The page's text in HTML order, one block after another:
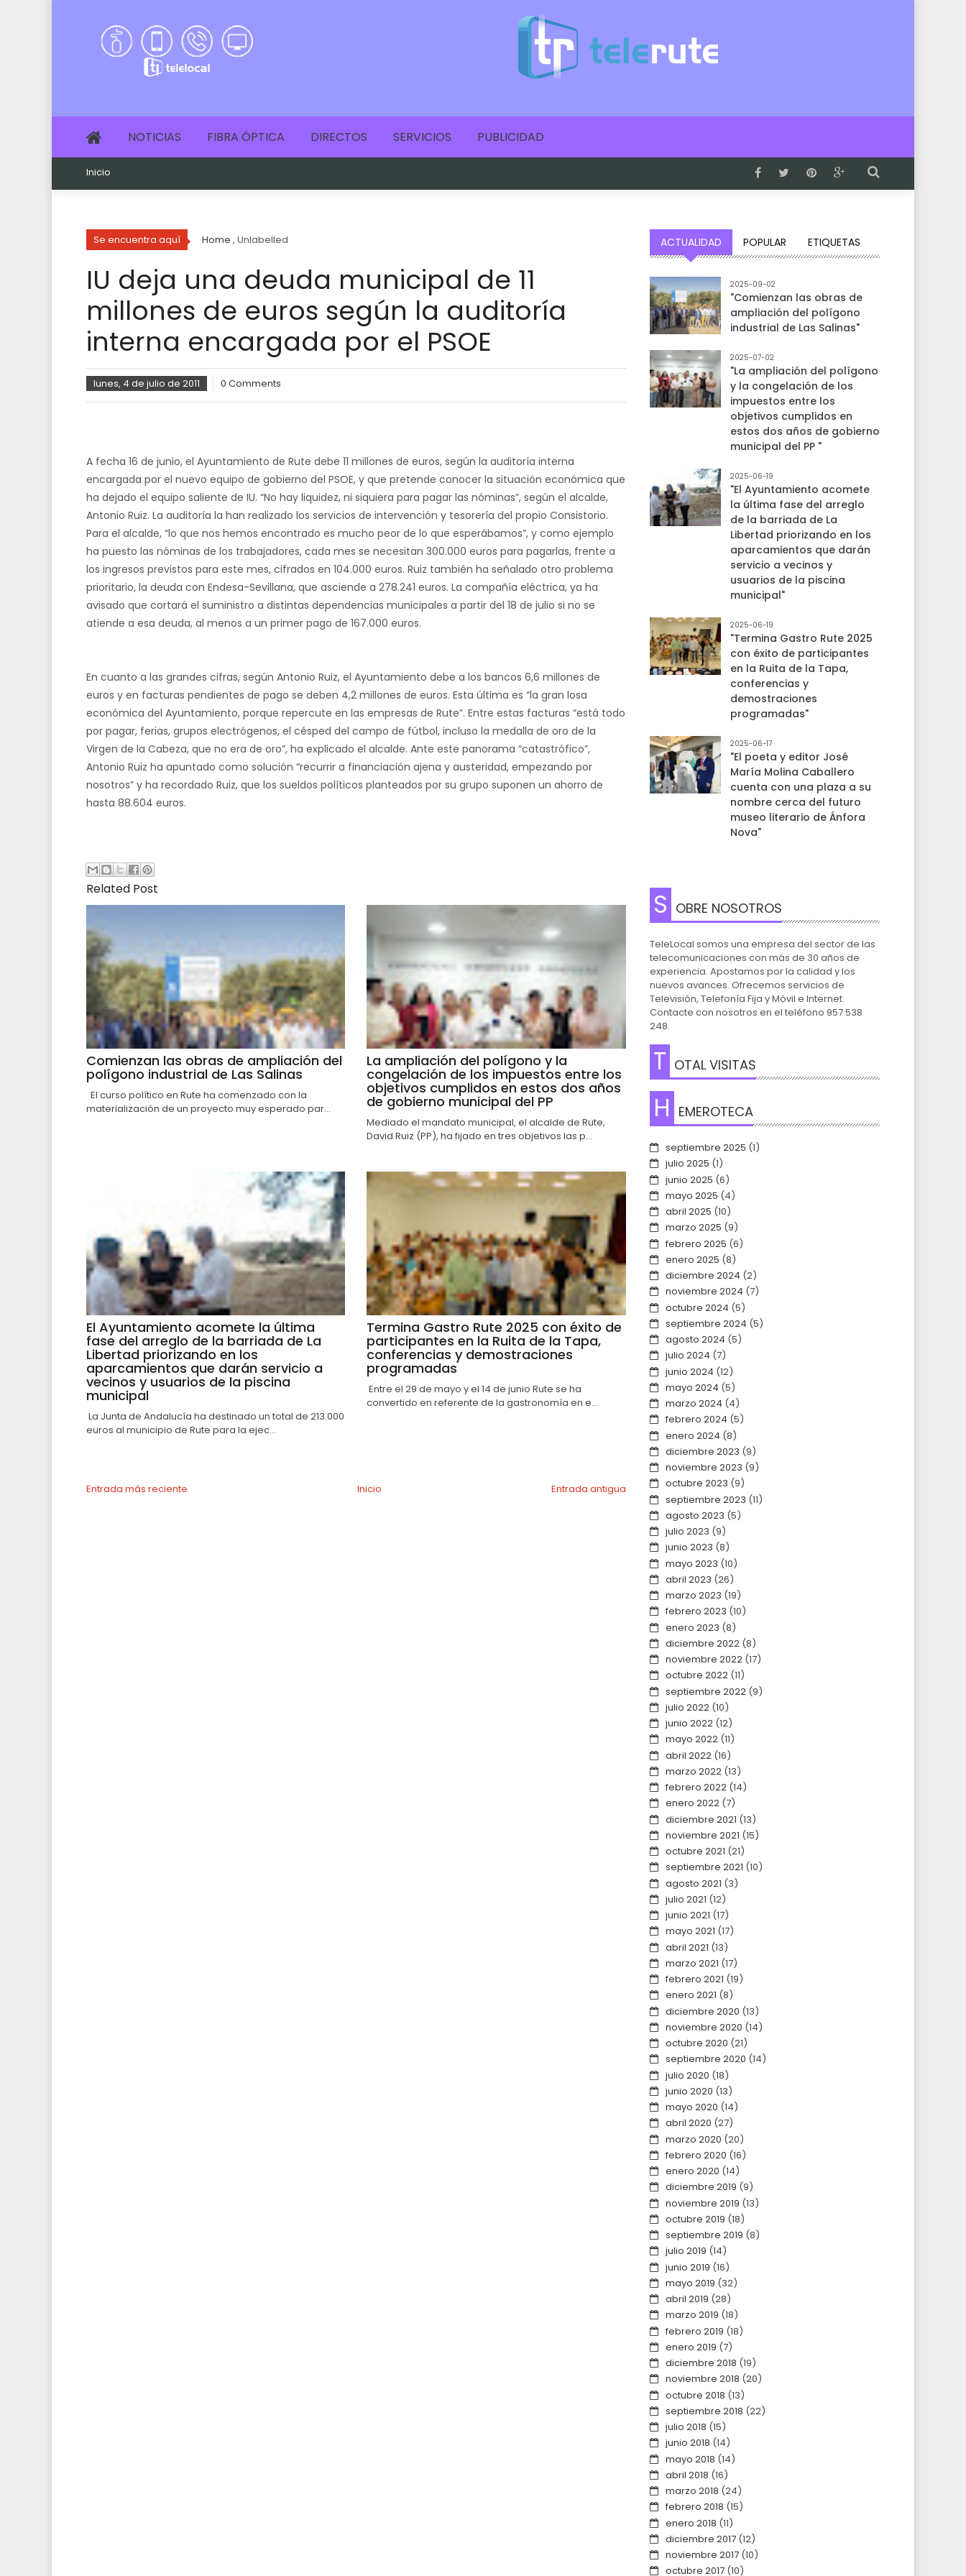
NOTICIAS FIBRA ÓPTICA DIRECTOS SERVICIOS PUBLICIDAD
Inicio
Se encuentra aquí Home , Unlabelled
IU deja una deuda municipal de 11
millones de euros según la auditoría
interna encargada por el PSOE
lunes, 4 de julio de 2011 0 Comments
A fecha 16 de junio, el Ayuntamiento de Rute debe 11 millones de euros, según la auditoría interna
encargada por el nuevo equipo de gobierno del PSOE, y que pretende conocer la situación económica que
ha dejado el equipo saliente de IU. “No hay liquidez, ni siquiera para pagar las nóminas”, según el alcalde,
Antonio Ruiz. La auditoría la han realizado los servicios de intervención y tesorería del propio Consistorio.
Para el alcalde, “lo que nos hemos encontrado es mucho peor de lo que esperábamos”, y como ejemplo
ha puesto las nóminas de los trabajadores, cada mes se necesitan 300.000 euros para pagarlas, frente a
los ingresos previstos para este mes, cifrados en 104.000 euros. Ruiz también ha señalado otro problema
prioritario, la deuda con Endesa-Sevillana, que asciende a 278.241 euros. La compañía eléctrica, ya ha
avisado que cortará el suministro a distintas dependencias municipales a partir del 18 de julio si no se
atiende a esa deuda, al menos a un primer pago de 167.000 euros.
En cuanto a las grandes cifras, según Antonio Ruiz, el Ayuntamiento debe a los bancos 6,6 millones de
euros y en facturas pendientes de pago se deben 4,2 millones de euros. Esta última es “la gran losa
económica del Ayuntamiento, porque repercute en las empresas de Rute”. Entre estas facturas “está todo
por pagar, ferias, grupos electrógenos, el césped del campo de fútbol, incluso la medalla de oro de la
Virgen de la Cabeza, que no era de oro”, ha explicado el alcalde. Ante este panorama “catastrófico”,
Antonio Ruiz ha apuntado como solución “recurrir a financiación ajena y austeridad, empezando por
nosotros” y ha recordado Ruiz, que los sueldos políticos planteados por su grupo suponen un ahorro de
hasta 88.604 euros.
Related Post
Comienzan las obras de ampliación del
polígono industrial de Las Salinas
El curso político en Rute ha comenzado con la
materialización de un proyecto muy esperado par...
La ampliación del polígono y la
congelación de los impuestos entre los
objetivos cumplidos en estos dos años
de gobierno municipal del PP
Mediado el mandato municipal, el alcalde de Rute,
David Ruiz (PP), ha fijado en tres objetivos las p...
El Ayuntamiento acomete la última
fase del arreglo de la barriada de La
Libertad priorizando en los
aparcamientos que darán servicio a
vecinos y usuarios de la piscina
municipal
La Junta de Andalucía ha destinado un total de 213.000
euros al municipio de Rute para la ejec...
Termina Gastro Rute 2025 con éxito de
participantes en la Ruita de la Tapa,
conferencias y demostraciones
programadas
Entre el 29 de mayo y el 14 de junio Rute se ha
convertido en referente de la gastronomía en e...
Entrada más reciente Entrada antigua
Inicio
ACTUALIDAD POPULAR ETIQUETAS
2025-09-02
"Comienzan las obras de
ampliación del polígono
industrial de Las Salinas"
2025-07-02
"La ampliación del polígono
y la congelación de los
impuestos entre los
objetivos cumplidos en
estos dos años de gobierno
municipal del PP "
2025-06-19
"El Ayuntamiento acomete
la última fase del arreglo
de la barriada de La
Libertad priorizando en los
aparcamientos que darán
servicio a vecinos y
usuarios de la piscina
municipal"
2025-06-19
"Termina Gastro Rute 2025
con éxito de participantes
en la Ruita de la Tapa,
conferencias y
demostraciones
programadas"
2025-06-17
"El poeta y editor José
María Molina Caballero
cuenta con una plaza a su
nombre cerca del futuro
museo literario de Ánfora
Nova"
S OBRE NOSOTROS
TeleLocal somos una empresa del sector de las
telecomunicaciones con más de 30 años de
experiencia. Apostamos por la calidad y los
nuevos avances. Ofrecemos servicios de
Televisión, Telefonía Fija y Móvil e Internet.
Contacte con nosotros en el teléfono 957 538
248.
T OTAL VISITAS
H EMEROTECA
septiembre 2025 (1)
julio 2025 (1)
junio 2025 (6)
mayo 2025 (4)
abril 2025 (10)
marzo 2025 (9)
febrero 2025 (6)
enero 2025 (8)
diciembre 2024 (2)
noviembre 2024 (7)
octubre 2024 (5)
septiembre 2024 (5)
agosto 2024 (5)
julio 2024 (7)
junio 2024 (12)
mayo 2024 (5)
marzo 2024 (4)
febrero 2024 (5)
enero 2024 (8)
diciembre 2023 (9)
noviembre 2023 (9)
octubre 2023 (9)
septiembre 2023 (11)
agosto 2023 (5)
julio 2023 (9)
junio 2023 (8)
mayo 2023 (10)
abril 2023 (26)
marzo 2023 (19)
febrero 2023 (10)
enero 2023 (8)
diciembre 2022(8)
noviembre 2022(17)
octubre 2022(11)
septiembre 2022(9)
julio 2022(10)
junio 2022(12)
mayo 2022(11)
abril 2022(16)
marzo 2022(13)
febrero 2022(14)
enero 2022(7)
diciembre 2021 (13)
noviembre 2021 (15)
octubre 2021 (21)
septiembre 2021 (10)
agosto 2021 (3)
julio 2021 (12)
junio 2021 (17)
mayo 2021 (17)
abril 2021 (13)
marzo 2021 (17)
febrero 2021 (19)
enero 2021 (8)
diciembre 2020 (13)
noviembre 2020 (14)
octubre 2020 (21)
septiembre 2020 (14)
julio 2020 (18)
junio 2020 (13)
mayo 2020 (14)
abril 2020 (27)
marzo 2020 (20)
febrero 2020 (16)
enero 2020 (14)
diciembre 2019 (9)
noviembre 2019 (13)
octubre 2019 (18)
septiembre 2019 (8)
julio 2019 (14)
junio 2019 (16)
mayo 2019 (32)
abril 2019 (28)
marzo 2019 (18)
febrero 2019 (18)
enero 2019 (7)
diciembre 2018 (19)
noviembre 2018 (20)
octubre 2018 (13)
septiembre 2018 (22)
julio 2018 (15)
junio 2018 (14)
mayo 2018 (14)
abril 2018 (16)
marzo 2018 (24)
febrero 2018 (15)
enero 2018 (11)
diciembre 2017(12)
noviembre 2017(10)
octubre 2017(10)